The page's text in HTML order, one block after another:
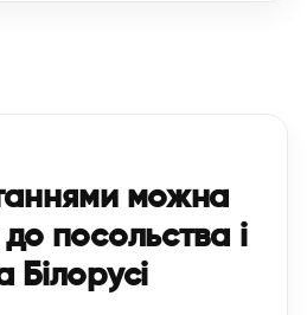
можна
посольства і
Білорусі